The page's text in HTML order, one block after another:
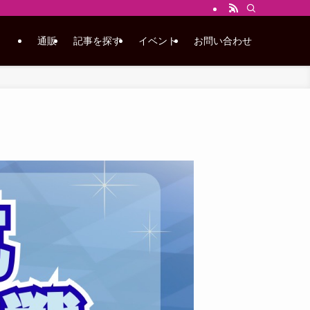
通販 記事を探す イベント お問い合わせ